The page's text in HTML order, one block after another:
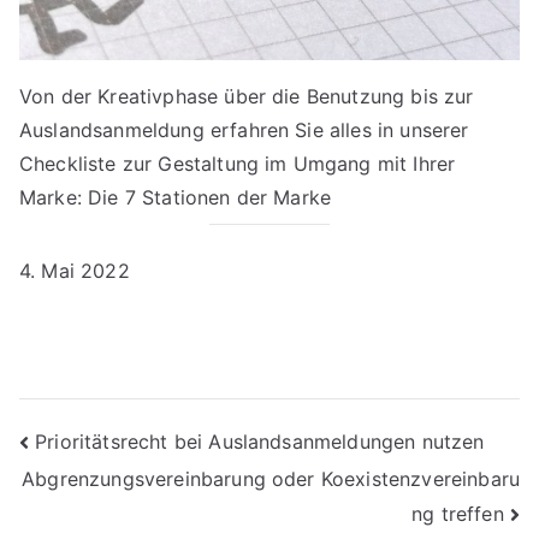
Von der Kreativphase über die Benutzung bis zur
Auslandsanmeldung erfahren Sie alles in unserer
Checkliste zur Gestaltung im Umgang mit Ihrer
Marke: Die 7 Stationen der Marke
4. Mai 2022
Beitragsnavigation
Prioritätsrecht bei Auslandsanmeldungen nutzen
Abgrenzungsvereinbarung oder Koexistenzvereinbaru
ng treffen